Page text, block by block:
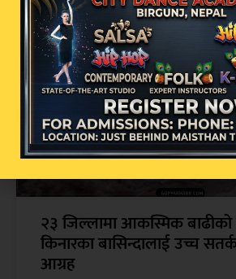
२३ जिल्लामा आकस्मिक
किनारका बासिन्दालाई उच्च
आग्रह